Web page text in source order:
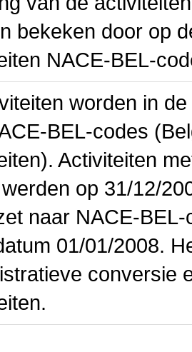
bekeken door op
NACE-BEL-
worden in
BEL-codes
Activiteiten
op 31/12/
naar NACE-
01/01/2008.
conversie